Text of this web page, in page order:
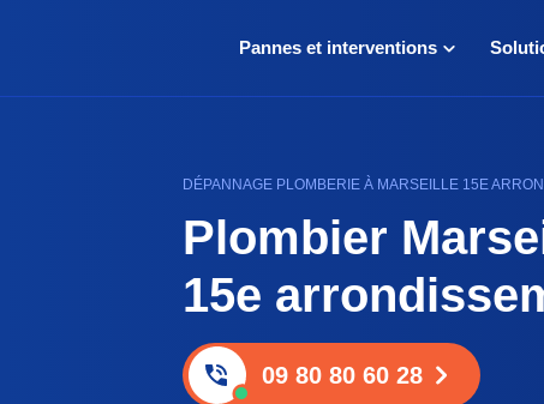
Pannes et interventions
DÉPANNAGE PLOMBERIE À MARSEILLE 15E
Plombier
15e
09 80 80 60 28